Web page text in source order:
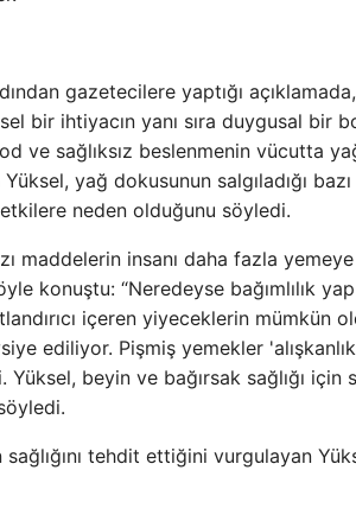
gazetecilere yaptığı
bir ihtiyacın yanı sıra duygusal bir
ve sağlıksız beslenmenin vücutta
Yüksel, yağ dokusunun salgıladığı
neden olduğunu söyledi.
maddelerin insanı daha fazla
konuştu: “Neredeyse bağımlılık
içeren yiyeceklerin mümkün
ediliyor. Pişmiş yemekler
beyin ve bağırsak sağlığı için
tehdit ettiğini vurgulayan